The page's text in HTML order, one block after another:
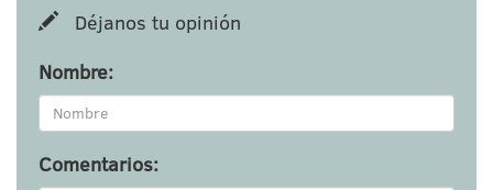
Déjanos tu opinión
Nombre:
Comentarios: